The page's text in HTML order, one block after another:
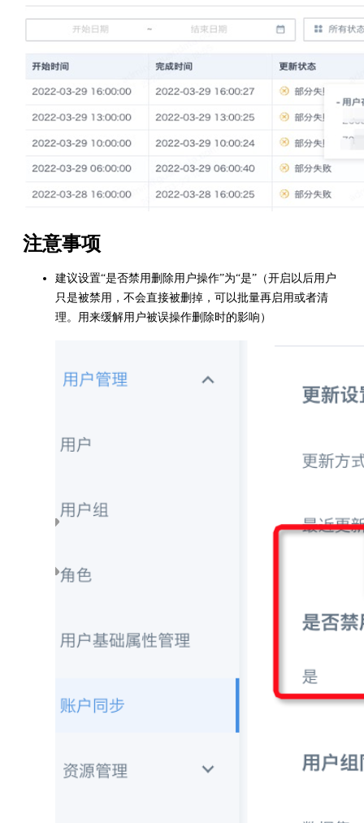
注意事项
建议设置“是否禁用删除用户操作”为“是”（开启以后用户
只是被禁用，不会直接被删掉，可以批量再启用或者清
理。用来缓解用户被误操作删除时的影响）